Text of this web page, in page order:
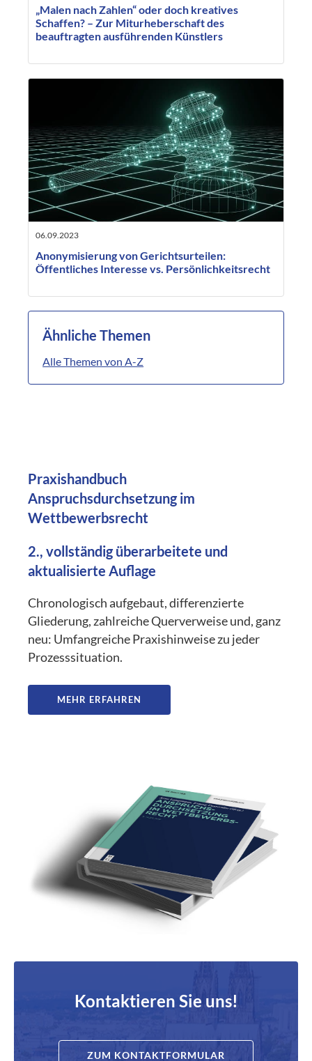
„Malen nach Zahlen“ oder doch kreatives
Schaffen? – Zur Miturheberschaft des
beauftragten ausführenden Künstlers
06.09.2023
Anonymisierung von Gerichtsurteilen:
Öffentliches Interesse vs. Persönlichkeitsrecht
Ähnliche Themen
Alle Themen von A-Z
Praxishandbuch
Anspruchsdurchsetzung im
Wettbewerbsrecht
2., vollständig überarbeitete und
aktualisierte Auflage
Chronologisch aufgebaut, differenzierte
Gliederung, zahlreiche Querverweise und, ganz
neu: Umfangreiche Praxishinweise zu jeder
Prozesssituation.
MEHR ERFAHREN
Kontaktieren Sie uns!
ZUM KONTAKTFORMULAR